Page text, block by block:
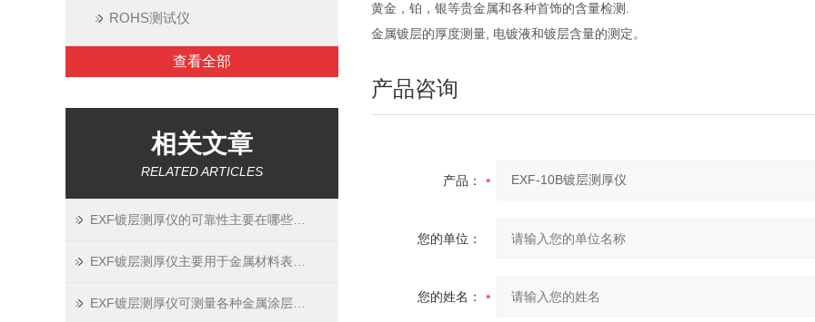
ROHS测试仪
查看全部
相关文章
RELATED ARTICLES
黄金，铂，银等贵金属和各种首饰的含量检测.
金属镀层的厚度测量, 电镀液和镀层含量的测定。
产品咨询
产品：
您的单位：
您的姓名：